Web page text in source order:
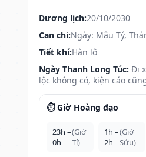
Dương lịch:20/10/2030
Can chi:Ngày: Mậu Tý,
Tiết khí:Hàn lộ
Ngày Thanh Long Túc: Đi
lộc không có, kiện cáo
⏱️ Giờ Hoàng đạo
23h –
0h
(Giờ
Tí)
1h –
2h
(Giờ
Sửu)